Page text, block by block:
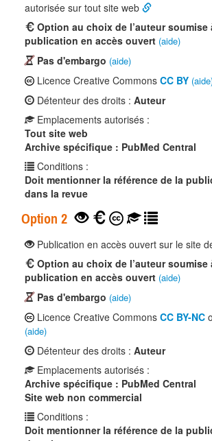
autorisée sur tout site web
Option au choix de l’auteur soumise
publication en accès ouvert (aide)
Pas d'embargo (aide)
Licence Creative Commons CC BY
Détenteur des droits : Auteur
Emplacements autorisés :
Tout site web
Archive spécifique : PubMed Central
Conditions :
Doit mentionner la référence de la
dans la revue
Option 2
Publication en accès ouvert sur le site
Option au choix de l’auteur soumise
publication en accès ouvert (aide)
Pas d'embargo (aide)
Licence Creative Commons CC BY-NC
(aide)
Détenteur des droits : Auteur
Emplacements autorisés :
Archive spécifique : PubMed Central
Site web non commercial
Conditions :
Doit mentionner la référence de la